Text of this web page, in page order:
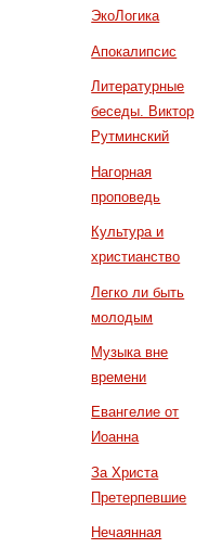
ЭкоЛогика
Апокалипсис
Литературные
беседы. Виктор
Рутминский
Нагорная
проповедь
Культура и
христианство
Легко ли быть
молодым
Музыка вне
времени
Евангелие от
Иоанна
За Христа
Претерпевшие
Нечаянная